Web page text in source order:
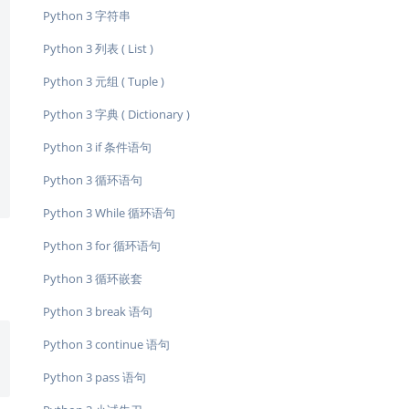
Python 3 字符串
Python 3 列表 ( List )
Python 3 元组 ( Tuple )
Python 3 字典 ( Dictionary )
Python 3 if 条件语句
Python 3 循环语句
Python 3 While 循环语句
Python 3 for 循环语句
Python 3 循环嵌套
Python 3 break 语句
Python 3 continue 语句
Python 3 pass 语句